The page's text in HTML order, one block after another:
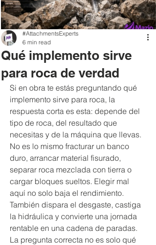
Qué implemento sirve
para roca de verdad
#AttachmentsExperts
6 min read
Si en obra te estás preguntando qué
implemento sirve para roca, la
respuesta corta es esta: depende del
tipo de roca, del resultado que
necesitas y de la máquina que llevas.
No es lo mismo fracturar un banco
duro, arrancar material fisurado,
separar roca mezclada con tierra o
cargar bloques sueltos. Elegir mal
aquí no solo baja el rendimiento.
También dispara el desgaste, castiga
la hidráulica y convierte una jornada
rentable en una cadena de paradas.
La pregunta correcta no es solo qué